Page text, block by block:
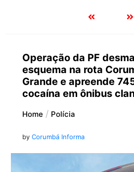
Operação da PF
esquema na rota
Grande e apreende
cocaína em ônibus
Home Polícia
by Corumbá Informa